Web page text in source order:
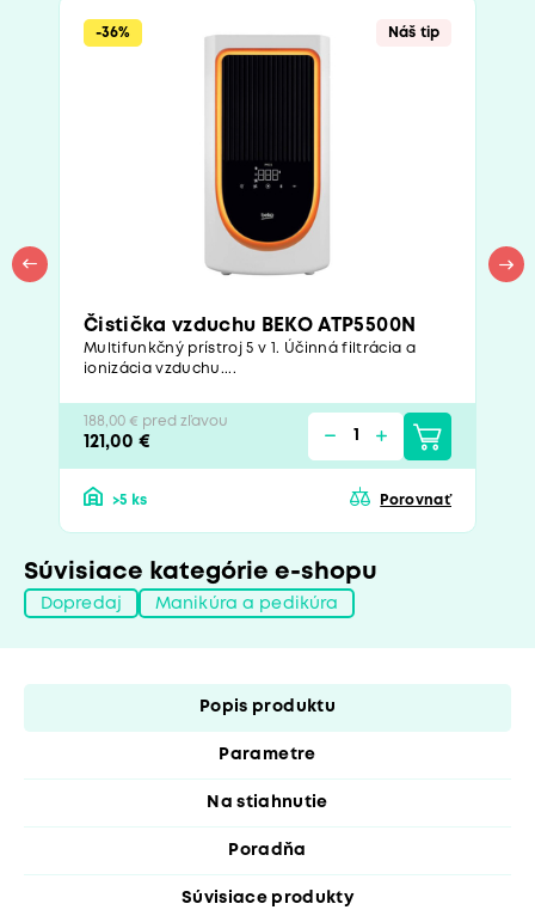
-36% Náš tip
Čistička vzduchu BEKO ATP5500N
Multifunkčný prístroj 5 v 1. Účinná filtrácia a
ionizácia vzduchu....
188,00 € pred zľavou
121,00 €
>5 ks Porovnať
Súvisiace kategórie e-shopu
Dopredaj Manikúra a pedikúra
Popis produktu
Parametre
Na stiahnutie
Poradňa
Súvisiace produkty